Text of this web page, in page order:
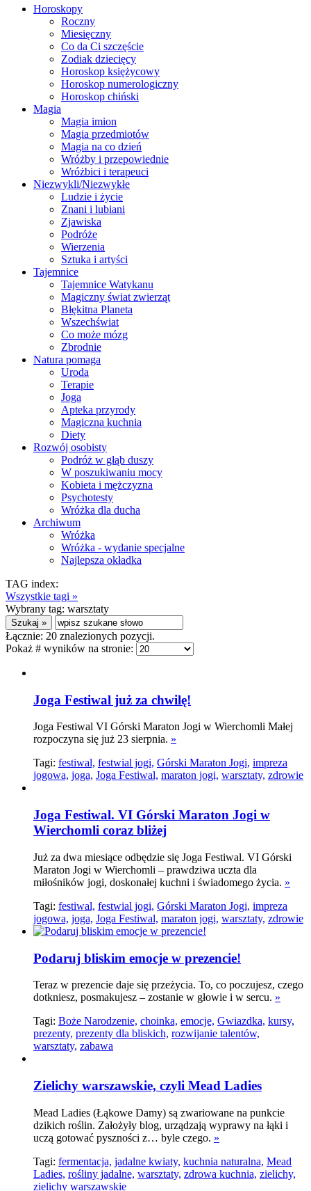
Horoskopy
Roczny
Miesięczny
Co da Ci szczęście
Zodiak dziecięcy
Horoskop księżycowy
Horoskop numerologiczny
Horoskop chiński
Magia
Magia imion
Magia przedmiotów
Magia na co dzień
Wróżby i przepowiednie
Wróżbici i terapeuci
Niezwykli/Niezwykłe
Ludzie i życie
Znani i lubiani
Zjawiska
Podróże
Wierzenia
Sztuka i artyści
Tajemnice
Tajemnice Watykanu
Magiczny świat zwierząt
Błękitna Planeta
Wszechświat
Co może mózg
Zbrodnie
Natura pomaga
Uroda
Terapie
Joga
Apteka przyrody
Magiczna kuchnia
Diety
Rozwój osobisty
Podróż w głąb duszy
W poszukiwaniu mocy
Kobieta i mężczyzna
Psychotesty
Wróżka dla ducha
Archiwum
Wróżka
Wróżka - wydanie specjalne
Najlepsza okładka
TAG index:
Wszystkie tagi »
Wybrany tag: warsztaty
Łącznie: 20 znalezionych pozycji.
Pokaż # wyników na stronie:
Joga Festiwal już za chwilę!
Joga Festiwal VI Górski Maraton Jogi w Wierchomli Małej
rozpoczyna się już 23 sierpnia. »
Tagi: festiwal, festwial jogi, Górski Maraton Jogi, impreza
jogowa, joga, Joga Festiwal, maraton jogi, warsztaty, zdrowie
Joga Festiwal. VI Górski Maraton Jogi w
Wierchomli coraz bliżej
Już za dwa miesiące odbędzie się Joga Festiwal. VI Górski
Maraton Jogi w Wierchomli – prawdziwa uczta dla
miłośników jogi, doskonałej kuchni i świadomego życia. »
Tagi: festiwal, festwial jogi, Górski Maraton Jogi, impreza
jogowa, joga, Joga Festiwal, maraton jogi, warsztaty, zdrowie
Podaruj bliskim emocje w prezencie!
Teraz w prezencie daje się przeżycia. To, co poczujesz, czego
dotkniesz, posmakujesz – zostanie w głowie i w sercu. »
Tagi: Boże Narodzenie, choinka, emocje, Gwiazdka, kursy,
prezenty, prezenty dla bliskich, rozwijanie talentów,
warsztaty, zabawa
Zielichy warszawskie, czyli Mead Ladies
Mead Ladies (Łąkowe Damy) są zwariowane na punkcie
dzikich roślin. Założyły blog, urządzają wyprawy na łąki i
uczą gotować pyszności z… byle czego. »
Tagi: fermentacja, jadalne kwiaty, kuchnia naturalna, Mead
Ladies, rośliny jadalne, warsztaty, zdrowa kuchnia, zielichy,
zielichy warszawskie